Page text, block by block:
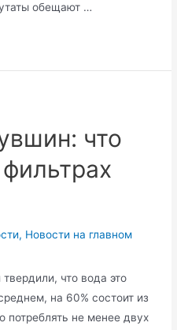
обещают …
что
, Новости на главном
что вода это
на 60% состоит из
не менее двух